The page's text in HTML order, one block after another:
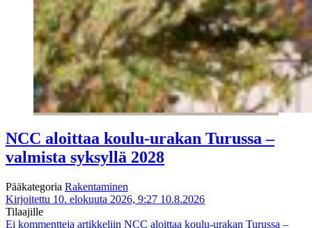
NCC aloittaa koulu-urakan Turussa –
valmista syksyllä 2028
Pääkategoria Rakentaminen
Kirjoitettu 10. elokuuta 2026, 9:27 10.8.2026
Tilaajille
Ei kommentteja artikkeliin NCC aloittaa koulu-urakan Turussa –